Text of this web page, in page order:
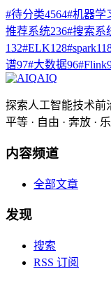
#待分类4564#机器学
推荐系统236#搜索系
132#ELK128#spark
谱97#大数据96#Flink
AIQ
探索人工智能技术前
平等 · 自由 · 奔放 ·
内容频道
全部文章
发现
搜索
RSS 订阅